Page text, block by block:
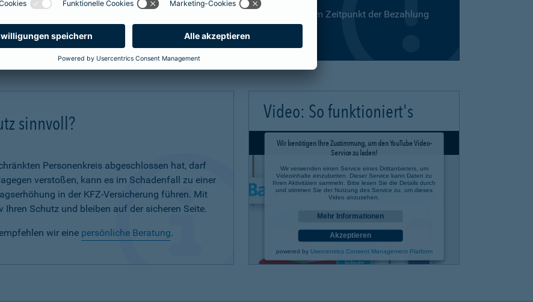
selbst bestimmen, ab wann Ihr Xtra-Fahrer-Schutz gültig ist. Dies kann zum Zeitpunkt der Bezahlung
sinnvoll?
Personenkreis abgeschlossen hat, darf
verstoßen, kann es im Schadenfall zu einer
in der KFZ-Versicherung führen. Mit
Schutz und bleiben auf der sicheren Seite.
wir eine persönliche Beratung.
Video: So funktioniert's
Wir benötigen Ihre Zustimmung, um den YouTube Video-
Service zu laden!
Wir verwenden einen Service eines Drittanbieters, um
Videoinhalte einzubetten. Dieser Service kann Daten zu
Ihren Aktivitäten sammeln. Bitte lesen Sie die Details durch
und stimmen Sie der Nutzung des Service zu, um dieses
Video anzusehen.
Mehr Informationen
Akzeptieren
powered by Usercentrics Consent Management Platform